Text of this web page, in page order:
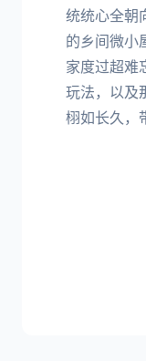
统统心全朝
的乡间微小
家度过超难
玩法，以及
栩如长久，